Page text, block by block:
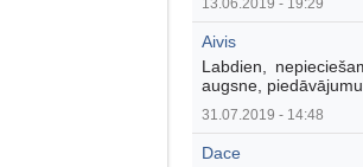
13.06.2019 - 19:29
Aivis
Labdien,
augsne,
31.07.2019 - 14:48
Dace